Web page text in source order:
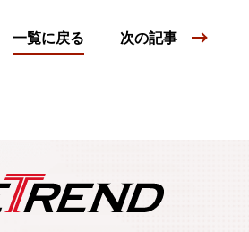
一覧に戻る 次の記事